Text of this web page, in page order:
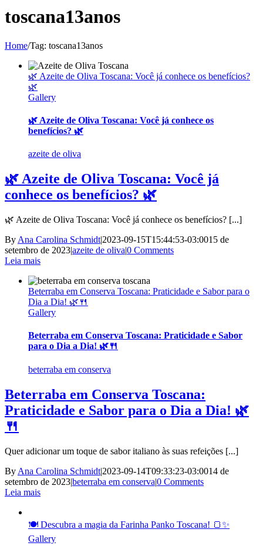
toscana13anos
Home/Tag: toscana13anos
🌿 Azeite de Oliva Toscana: Você já conhece os benefícios?
🌿
Gallery
🌿 Azeite de Oliva Toscana: Você já conhece os
benefícios? 🌿
azeite de oliva
🌿 Azeite de Oliva Toscana: Você já
conhece os benefícios? 🌿
🌿 Azeite de Oliva Toscana: Você já conhece os benefícios? [...]
By Ana Carolina Schmidt|2023-09-15T15:44:53-03:0015 de
setembro de 2023|azeite de oliva|0 Comments
Leia mais
Beterraba em Conserva Toscana: Praticidade e Sabor para o
Dia a Dia! 🌿🍴
Gallery
Beterraba em Conserva Toscana: Praticidade e Sabor
para o Dia a Dia! 🌿🍴
beterraba em conserva
Beterraba em Conserva Toscana:
Praticidade e Sabor para o Dia a Dia! 🌿
🍴
Quer adicionar um toque de sabor italiano às suas refeições [...]
By Ana Carolina Schmidt|2023-09-14T09:33:23-03:0014 de
setembro de 2023|beterraba em conserva|0 Comments
Leia mais
🍽️ Descubra a magia da Farinha Panko Toscana! 🍞✨
Gallery